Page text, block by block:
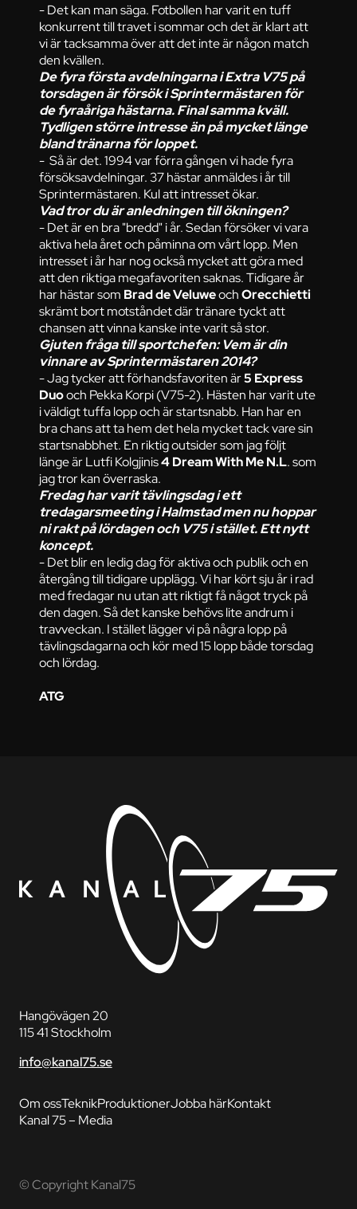
- Det kan man säga. Fotbollen har varit en tuff
konkurrent till travet i sommar och det är klart att
vi är tacksamma över att det inte är någon match
den kvällen.
De fyra första avdelningarna i Extra V75 på
torsdagen är försök i Sprintermästaren för
de fyraåriga hästarna. Final samma kväll.
Tydligen större intresse än på mycket länge
bland tränarna för loppet.
- Så är det. 1994 var förra gången vi hade fyra
försöksavdelningar. 37 hästar anmäldes i år till
Sprintermästaren. Kul att intresset ökar.
Vad tror du är anledningen till ökningen?
- Det är en bra "bredd" i år. Sedan försöker vi vara
aktiva hela året och påminna om vårt lopp. Men
intresset i år har nog också mycket att göra med
att den riktiga megafavoriten saknas. Tidigare år
har hästar som Brad de VeluweochOrecchietti
skrämt bort motståndet där tränare tyckt att
chansen att vinna kanske inte varit så stor.
Gjuten fråga till sportchefen: Vem är din
vinnare av Sprintermästaren 2014?
- Jag tycker att förhandsfavoriten är5 Express
Duooch Pekka Korpi (V75-2). Hästen har varit ute
i väldigt tuffa lopp och är startsnabb. Han har en
bra chans att ta hem det hela mycket tack vare sin
startsnabbhet. En riktig outsider som jag följt
länge är Lutfi Kolgjinis4 Dream With Me N.L. som
jag tror kan överraska.
Fredag har varit tävlingsdag i ett
tredagarsmeeting i Halmstad men nu hoppar
ni rakt på lördagen och V75 i stället. Ett nytt
koncept.
- Det blir en ledig dag för aktiva och publik och en
återgång till tidigare upplägg. Vi har kört sju år i rad
med fredagar nu utan att riktigt få något tryck på
den dagen. Så det kanske behövs lite andrum i
travveckan. I stället lägger vi på några lopp på
tävlingsdagarna och kör med 15 lopp både torsdag
och lördag.
ATG
Hangövägen 20
115 41 Stockholm
info@kanal75.se
Om ossTeknikProduktionerJobba härKontakt
Kanal 75 – Media
© Copyright Kanal75